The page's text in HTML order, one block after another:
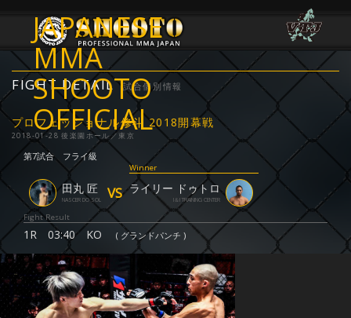
JAPANESE
MMA
SHOOTO
OFFICIAL
FIGHT DETAIL 試合個別情報
プロフェッショナル修斗 2018開幕戦
2018-01-28 後楽園ホール／東京
第7試合 フライ級
Winner
田丸 匠
NASCER DO SOL VS ライリー ドゥトロ
I＆I TRAINING CENTER
Fight Result
1R 03:40 KO ( グランドパンチ )